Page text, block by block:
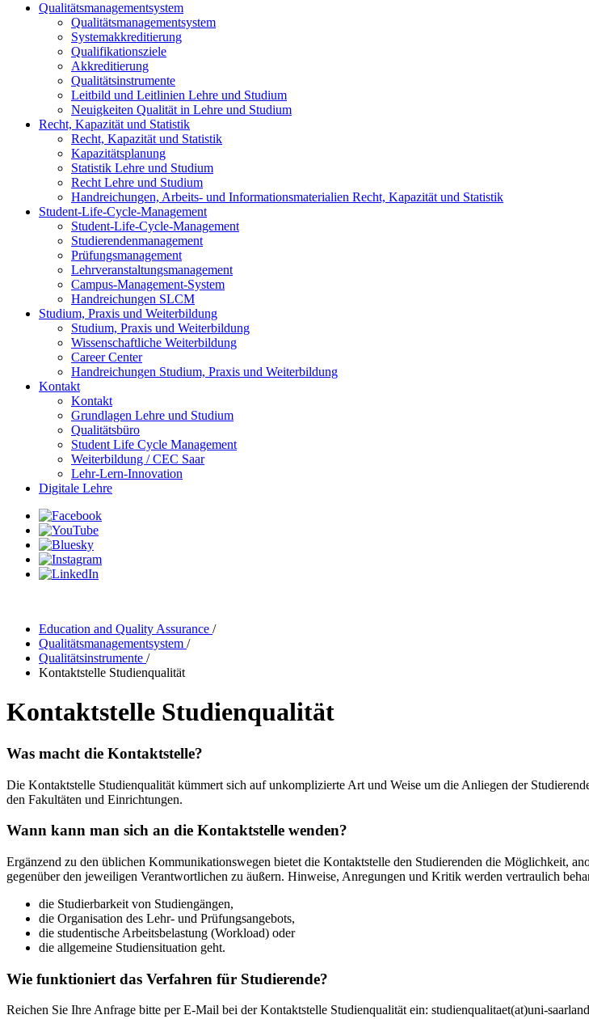
Qualitätsmanagementsystem
Qualitätsmanagementsystem
Systemakkreditierung
Qualifikationsziele
Akkreditierung
Qualitätsinstrumente
Leitbild und Leitlinien Lehre und Studium
Neuigkeiten Qualität in Lehre und Studium
Recht, Kapazität und Statistik
Recht, Kapazität und Statistik
Kapazitätsplanung
Statistik Lehre und Studium
Recht Lehre und Studium
Handreichungen, Arbeits- und Informationsmaterialien Recht, Kapazität und Statistik
Student-Life-Cycle-Management
Student-Life-Cycle-Management
Studierendenmanagement
Prüfungsmanagement
Lehrveranstaltungsmanagement
Campus-Management-System
Handreichungen SLCM
Studium, Praxis und Weiterbildung
Studium, Praxis und Weiterbildung
Wissenschaftliche Weiterbildung
Career Center
Handreichungen Studium, Praxis und Weiterbildung
Kontakt
Kontakt
Grundlagen Lehre und Studium
Qualitätsbüro
Student Life Cycle Management
Weiterbildung / CEC Saar
Lehr-Lern-Innovation
Digitale Lehre
Education and Quality Assurance /
Qualitätsmanagementsystem /
Qualitätsinstrumente /
Kontaktstelle Studienqualität
Kontaktstelle Studienqualität
Was macht die Kontaktstelle?
Die Kontaktstelle Studienqualität kümmert sich auf unkomplizierte Art und Weise um die Anliegen der
den Fakultäten und Einrichtungen.
Wann kann man sich an die Kontaktstelle wenden?
Ergänzend zu den üblichen Kommunikationswegen bietet die Kontaktstelle den Studierenden die Möglichkeit,
gegenüber den jeweiligen Verantwortlichen zu äußern. Hinweise, Anregungen und Kritik werden vertraulich
die Studierbarkeit von Studiengängen,
die Organisation des Lehr- und Prüfungsangebots,
die studentische Arbeitsbelastung (Workload) oder
die allgemeine Studiensituation geht.
Wie funktioniert das Verfahren für Studierende?
Reichen Sie Ihre Anfrage bitte per E-Mail bei der Kontaktstelle Studienqualität ein: studienqualitaet(at)uni-